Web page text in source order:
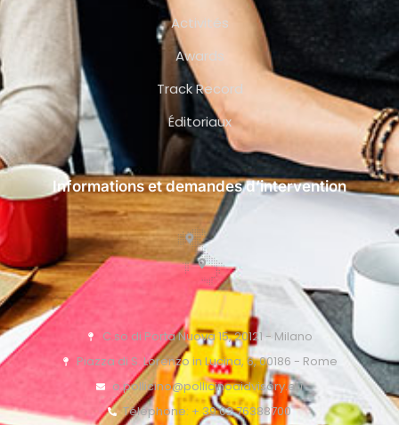
Activités
Awards
Track Record
Éditoriaux
Informations et demandes d’intervention
C.so di Porta Nuova 15, 20121 - Milano
Piazza di S. Lorenzo in Lucina, 6, 00186 - Rome
o.pollicino@pollicinoaidvisory.eu
Téléphone: + 39 02 76388700